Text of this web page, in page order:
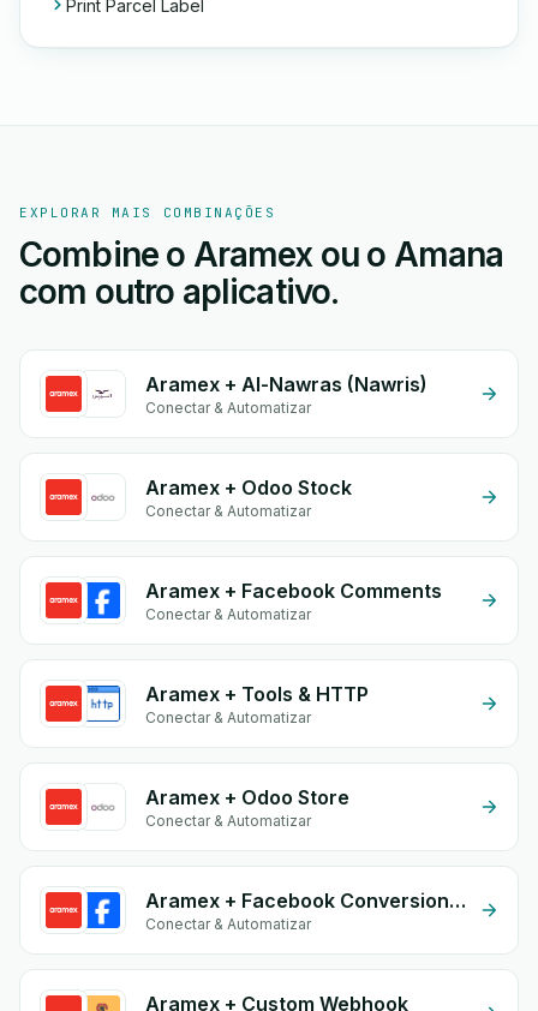
Print Parcel Label
EXPLORAR MAIS COMBINAÇÕES
Combine o Aramex ou o Amana
com outro aplicativo.
Aramex + Al-Nawras (Nawris)
Conectar & Automatizar
Aramex + Odoo Stock
Conectar & Automatizar
Aramex + Facebook Comments
Conectar & Automatizar
Aramex + Tools & HTTP
Conectar & Automatizar
Aramex + Odoo Store
Conectar & Automatizar
Aramex + Facebook Conversion API (CAPI)
Conectar & Automatizar
Aramex + Custom Webhook